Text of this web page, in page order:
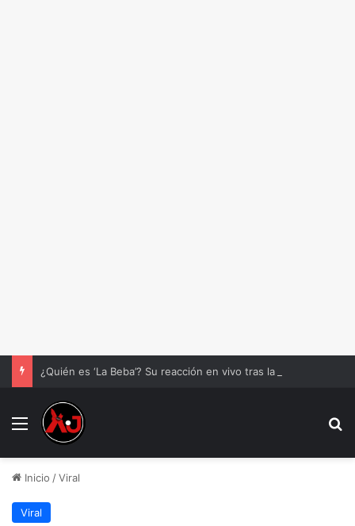
Menu
Inicio /Viral
Viral